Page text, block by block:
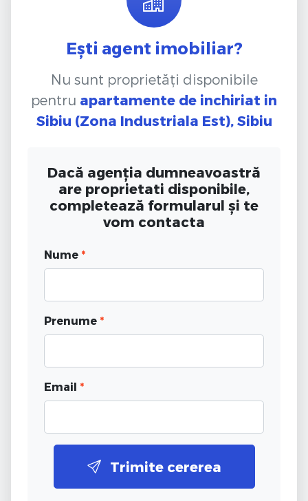
Ești agent imobiliar?
Nu sunt proprietăți disponibile
pentru apartamente de inchiriat in
Sibiu (Zona Industriala Est), Sibiu
Dacă agenția dumneavoastră
are proprietati disponibile,
completează formularul și te
vom contacta
Nume *
Prenume *
Email *
Trimite cererea